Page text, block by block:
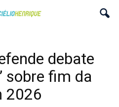
debate
sobre fim da
2026